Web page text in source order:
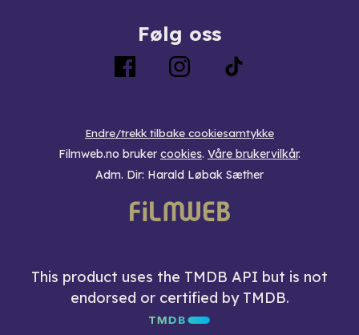
Følg oss
Endre/trekk tilbake cookiesamtykke
Filmweb.no bruker cookies. Våre brukervilkår.
Adm. Dir: Harald Løbak Sæther
This product uses the TMDB API but is not
endorsed or certified by TMDB.